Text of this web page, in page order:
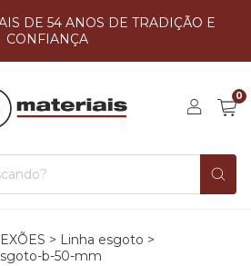
DE 54 ANOS DE TRADIÇÃO E
CONFIANÇA
0
> Linha esgoto >
b-50-mm